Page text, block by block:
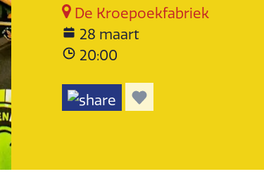
De Kroepoekfabriek
28 maart
20:00